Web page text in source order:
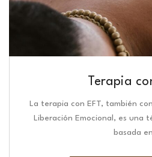
Terapia
La terapia con EFT, también
Liberación Emocional, es una
basada